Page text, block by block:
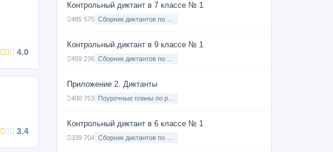
4.0
3.4
Контрольный диктант в 7 классе № 1
485 575
Контрольный диктант в 9 классе № 1
459 236
Приложение 2. Диктанты
400 753
Контрольный диктант в 6 классе № 1
339 704